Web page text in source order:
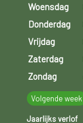
Woensdag
Donderdag
Vrijdag
Zaterdag
Zondag
Volgende week
Jaarlijks verlof